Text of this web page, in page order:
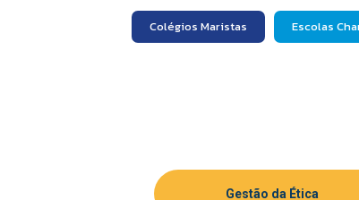
Colégios Maristas Escolas
Gestão da Ética